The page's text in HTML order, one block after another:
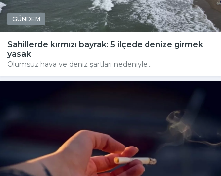
GÜNDEM
Sahillerde kırmızı bayrak: 5 ilçede denize girmek
yasak
Olumsuz hava ve deniz şartları nedeniyle...